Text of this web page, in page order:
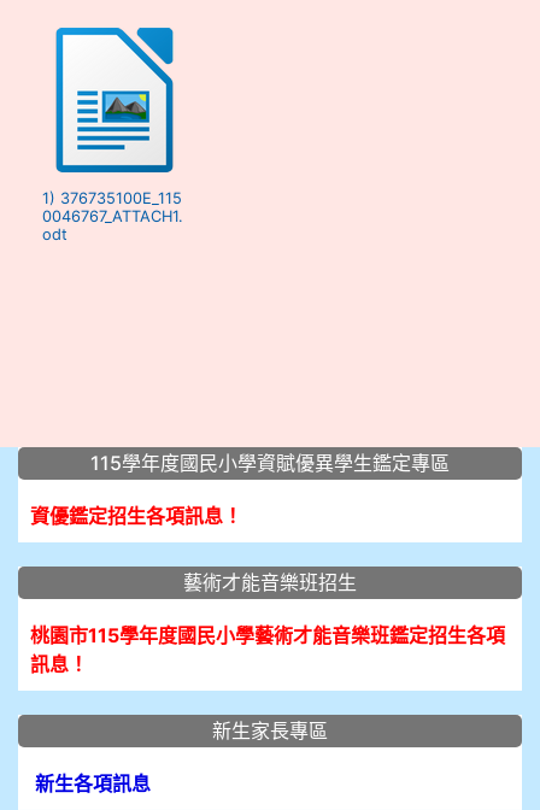
1) 376735100E_115
0046767_ATTACH1.
odt
::: 115學年度國民小學資賦優異學生鑑定專區
資優鑑定招生各項訊息！
藝術才能音樂班招生
桃園市115學年度國民小學藝術才能音樂班鑑定招生各項
訊息！
新生家長專區
新生各項訊息